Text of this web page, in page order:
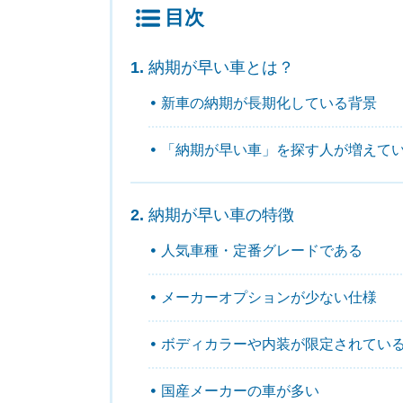
目次
納期が早い車とは？
新車の納期が長期化している背景
「納期が早い車」を探す人が増えて
納期が早い車の特徴
人気車種・定番グレードである
メーカーオプションが少ない仕様
ボディカラーや内装が限定されている
国産メーカーの車が多い